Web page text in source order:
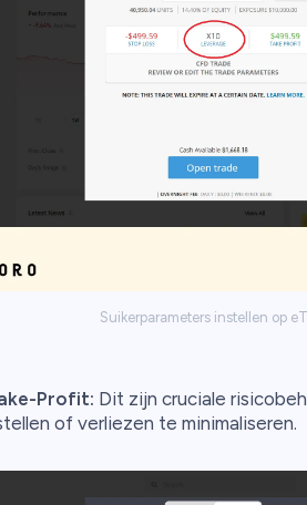
Suikerparameters instellen op
Profit: Dit zijn cruciale
of verliezen te minimaliseren.